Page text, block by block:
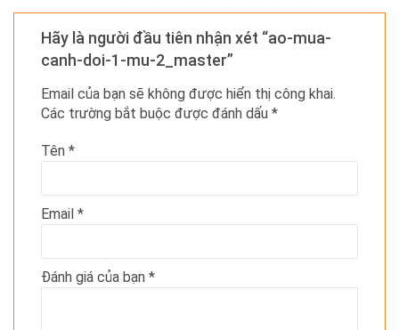
Hãy là người đầu tiên nhận xét “ao-mua-
canh-doi-1-mu-2_master”
Email của bạn sẽ không được hiển thị công khai.
Các trường bắt buộc được đánh dấu *
Tên *
Email *
Đánh giá của bạn *